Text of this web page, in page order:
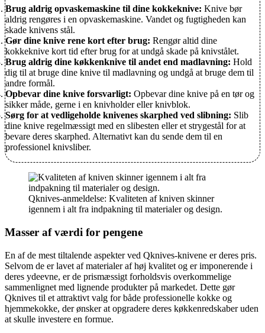
Brug aldrig opvaskemaskine til dine kokkeknive: Knive bør
aldrig rengøres i en opvaskemaskine. Vandet og fugtigheden kan
skade knivens stål.
Gør dine knive rene kort efter brug: Rengør altid dine
kokkeknive kort tid efter brug for at undgå skade på knivstålet.
Brug aldrig dine køkkenknive til andet end madlavning: Hold
dig til at bruge dine knive til madlavning og undgå at bruge dem til
andre formål.
Opbevar dine knive forsvarligt: Opbevar dine knive på en tør og
sikker måde, gerne i en knivholder eller knivblok.
Sørg for at vedligeholde knivenes skarphed ved slibning: Slib
dine knive regelmæssigt med en slibesten eller et strygestål for at
bevare deres skarphed. Alternativt kan du sende dem til en
professionel knivsliber.
Qknives-anmeldelse: Kvaliteten af kniven skinner
igennem i alt fra indpakning til materialer og design.
Masser af værdi for pengene
En af de mest tiltalende aspekter ved Qknives-knivene er deres pris.
Selvom de er lavet af materialer af høj kvalitet og er imponerende i
deres ydeevne, er de prismæssigt forholdsvis overkommelige
sammenlignet med lignende produkter på markedet. Dette gør
Qknives til et attraktivt valg for både professionelle kokke og
hjemmekokke, der ønsker at opgradere deres køkkenredskaber uden
at skulle investere en formue.